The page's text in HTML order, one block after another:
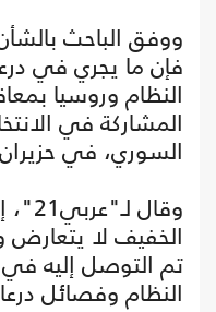
ووفق الباحث
فإن ما يجري في
النظام وروسيا
المشاركة في
السوري، في
الخفيف لا يتعارض
النظام وفصائل